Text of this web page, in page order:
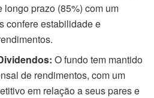
longo prazo (85%) com um
confere estabilidade e
O fundo tem mantido
de rendimentos, com um
em relação a seus pares e